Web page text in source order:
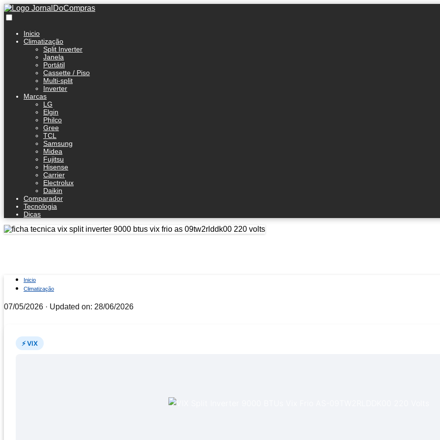
Inicio
Climatização
Split Inverter
Janela
Portátil
Cassette / Piso
Multi-split
Inverter
Marcas
LG
Elgin
Philco
Gree
TCL
Samsung
Midea
Fujitsu
Hisense
Carrier
Electrolux
Daikin
Comparador
Tecnologia
Dicas
Inicio
Climatização
07/05/2026 · Updated on: 28/06/2026
⚡ VIX